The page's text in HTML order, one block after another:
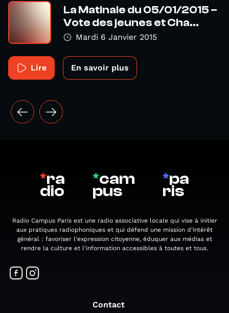
La Matinale du 05/01/2015 –
Vote des jeunes et Cha...
Mardi 6 Janvier 2015
Lire En savoir plus
*ra
dio
*cam
pus
*pa
ris
Radio Campus Paris est une radio associative locale qui vise à initier
aux pratiques radiophoniques et qui défend une mission d'intérêt
général : favoriser l'expression citoyenne, éduquer aux médias et
rendre la culture et l'information accessibles à toutes et tous.
Contact